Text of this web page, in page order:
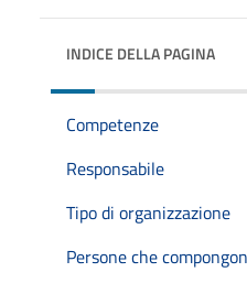
INDICE DELLA PAGINA
Competenze
Responsabile
Tipo di organizzazione
Persone che